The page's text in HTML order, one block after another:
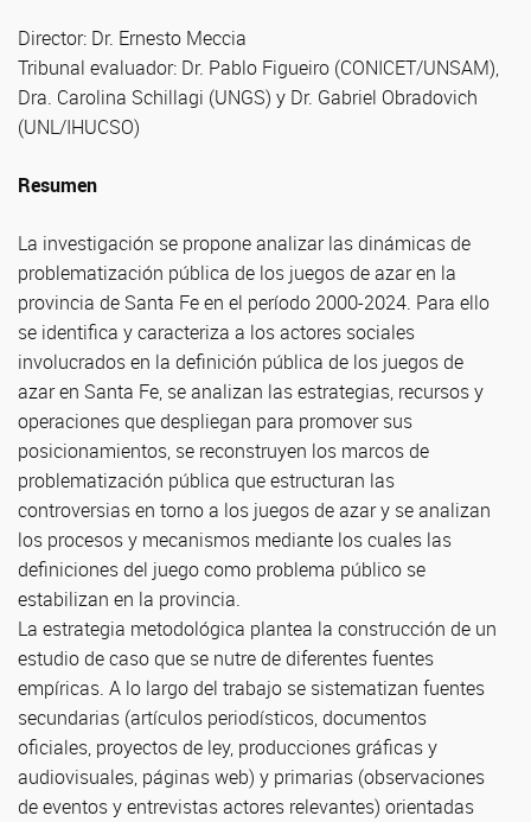
Director: Dr. Ernesto Meccia
Tribunal evaluador: Dr. Pablo Figueiro (CONICET/UNSAM),
Dra. Carolina Schillagi (UNGS) y Dr. Gabriel Obradovich
(UNL/IHUCSO)
Resumen
La investigación se propone analizar las dinámicas de
problematización pública de los juegos de azar en la
provincia de Santa Fe en el período 2000-2024. Para ello
se identifica y caracteriza a los actores sociales
involucrados en la definición pública de los juegos de
azar en Santa Fe, se analizan las estrategias, recursos y
operaciones que despliegan para promover sus
posicionamientos, se reconstruyen los marcos de
problematización pública que estructuran las
controversias en torno a los juegos de azar y se analizan
los procesos y mecanismos mediante los cuales las
definiciones del juego como problema público se
estabilizan en la provincia.
La estrategia metodológica plantea la construcción de un
estudio de caso que se nutre de diferentes fuentes
empíricas. A lo largo del trabajo se sistematizan fuentes
secundarias (artículos periodísticos, documentos
oficiales, proyectos de ley, producciones gráficas y
audiovisuales, páginas web) y primarias (observaciones
de eventos y entrevistas actores relevantes) orientadas